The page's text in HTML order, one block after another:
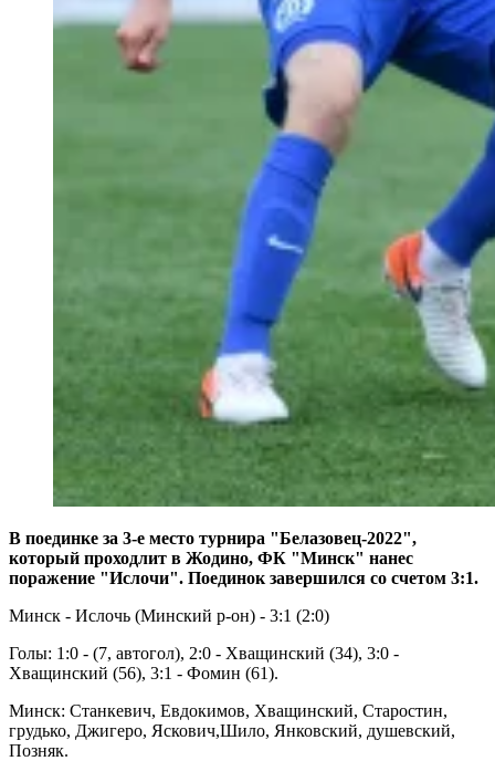
В поединке за 3-е место турнира "Белазовец-2022",
который проходлит в Жодино, ФК "Минск" нанес
поражение "Ислочи". Поединок завершился со счетом 3:1.
Минск - Ислочь (Минский р-он) - 3:1 (2:0)
Голы: 1:0 - (7, автогол), 2:0 - Хващинский (34), 3:0 -
Хващинский (56), 3:1 - Фомин (61).
Минск: Станкевич, Евдокимов, Хващинский, Старостин,
грудько, Джигеро, Яскович,Шило, Янковский, душевский,
Позняк.